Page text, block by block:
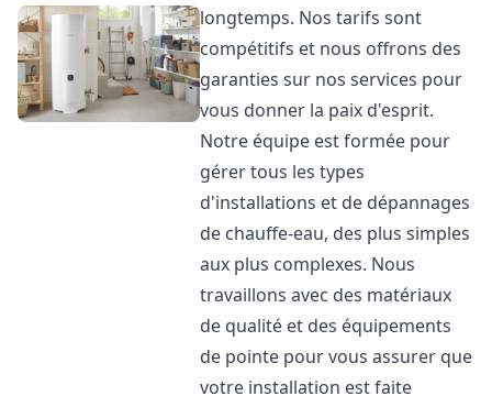
longtemps. Nos tarifs sont
compétitifs et nous offrons des
garanties sur nos services pour
vous donner la paix d'esprit.
Notre équipe est formée pour
gérer tous les types
d'installations et de dépannages
de chauffe-eau, des plus simples
aux plus complexes. Nous
travaillons avec des matériaux
de qualité et des équipements
de pointe pour vous assurer que
votre installation est faite